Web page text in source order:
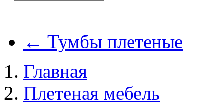
← Тумбы плетеные
Главная
Плетеная мебель